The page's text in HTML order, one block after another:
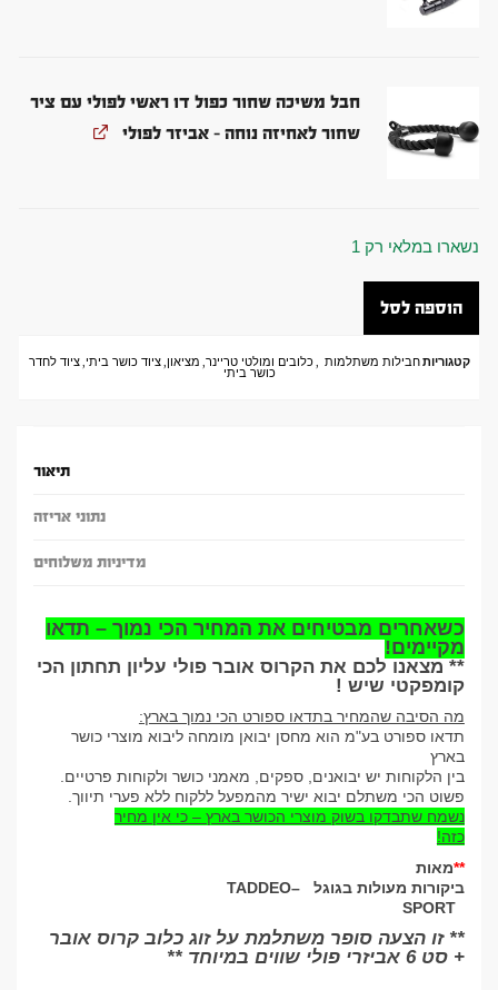
חבל משיכה שחור כפול דו ראשי לפולי עם ציר
שחור לאחיזה נוחה - אביזר לפולי
נשארו במלאי רק 1
הוספה לסל
קטגוריות חבילות משתלמות ,כלובים ומולטי טריינר, מציאון,ציוד כושר ביתי,ציוד לחדר
כושר ביתי
תיאור
נתוני אריזה
מדיניות משלוחים
כשאחרים מבטיחים את המחיר הכי נמוך – תדאו
מקיימים!
** מצאנו לכם את הקרוס אובר פולי עליון תחתון הכי
קומפקטי שיש !
מה הסיבה שהמחיר בתדאו ספורט הכי נמוך בארץ:
תדאו ספורט בע"מ הוא מחסן יבואן מומחה ליבוא מוצרי כושר
בארץ
בין הלקוחות יש יבואנים, ספקים, מאמני כושר ולקוחות פרטיים
פשוט הכי משתלם יבוא ישיר מהמפעל ללקוח ללא פערי תיווך
נשמח שתבדקו בשוק מוצרי הכושר בארץ – כי אין מחיר
כזה!
**מאות
ביקורות מעולות בגוגל
–
TADDEO
SPORT
** זו הצעה סופר משתלמת על זוג כלוב קרוס אובר
+ סט 6 אביזרי פולי שווים במיוחד **